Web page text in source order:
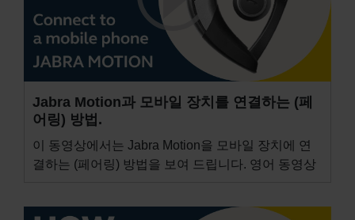
Jabra Motion과 모바일 장치를 연결하는 (페
어링) 방법.
이 동영상에서는 Jabra Motion을 모바일 장치에 연
결하는 (페어링) 방법을 보여 드립니다. 영어 동영상